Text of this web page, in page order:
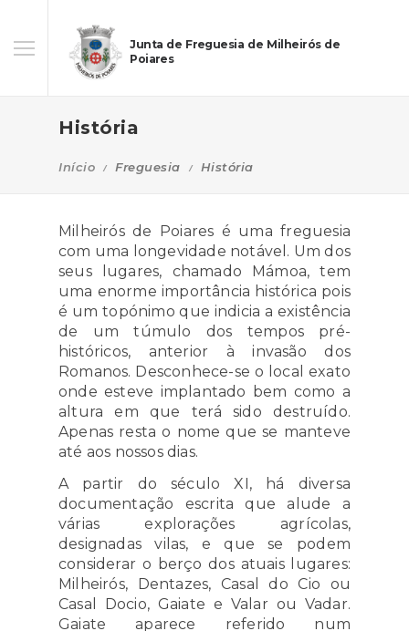
Junta de Freguesia de Milheirós de
Poiares
História
Início Freguesia História
Milheirós de Poiares é uma freguesia
com uma longevidade notável. Um dos
seus lugares, chamado Mámoa, tem
uma enorme importância histórica pois
é um topónimo que indicia a existência
de um túmulo dos tempos pré-
históricos, anterior à invasão dos
Romanos. Desconhece-se o local exato
onde esteve implantado bem como a
altura em que terá sido destruído.
Apenas resta o nome que se manteve
até aos nossos dias.
A partir do século XI, há diversa
documentação escrita que alude a
várias explorações agrícolas,
designadas vilas, e que se podem
considerar o berço dos atuais lugares:
Milheirós, Dentazes, Casal do Cio ou
Casal Docio, Gaiate e Valar ou Vadar.
Gaiate aparece referido num